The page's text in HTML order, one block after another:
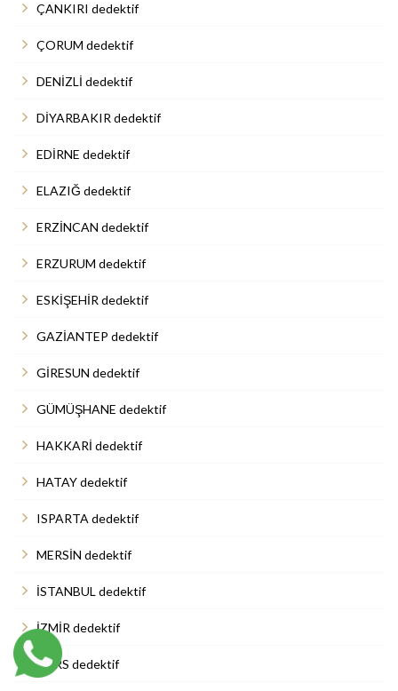
ÇANKIRI dedektif
ÇORUM dedektif
DENİZLİ dedektif
DİYARBAKIR dedektif
EDİRNE dedektif
ELAZIĞ dedektif
ERZİNCAN dedektif
ERZURUM dedektif
ESKİŞEHİR dedektif
GAZİANTEP dedektif
GİRESUN dedektif
GÜMÜŞHANE dedektif
HAKKARİ dedektif
HATAY dedektif
ISPARTA dedektif
MERSİN dedektif
İSTANBUL dedektif
İZMİR dedektif
KARS dedektif